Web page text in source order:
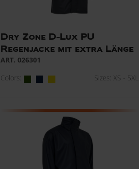
Dry Zone D-Lux PU
Regenjacke mit extra Länge
ART. 026301
Colors:
Sizes: XS - 5XL